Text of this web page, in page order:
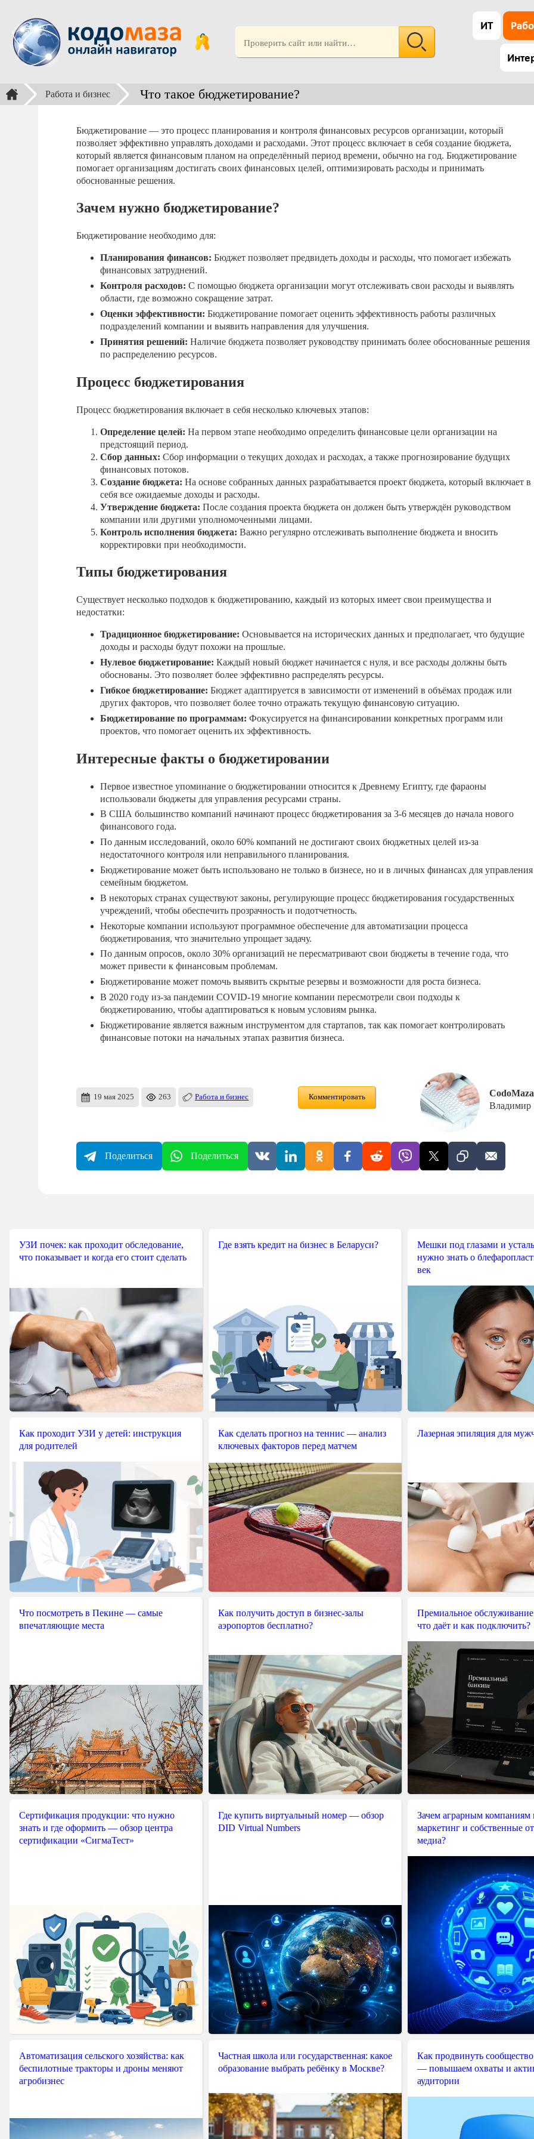
ИТ
Работа и бизнес Что такое бюджетирование?
Бюджетирование — это процесс планирования и контроля финансовых ресурсов организации, который
позволяет эффективно управлять доходами и расходами. Этот процесс включает в себя создание бюджета,
который является финансовым планом на определённый период времени, обычно на год. Бюджетирование
помогает организациям достигать своих финансовых целей, оптимизировать расходы и принимать
обоснованные решения.
Зачем нужно бюджетирование?
Бюджетирование необходимо для:
Планирования финансов: Бюджет позволяет предвидеть доходы и расходы, что помогает избежать
финансовых затруднений.
Контроля расходов: С помощью бюджета организации могут отслеживать свои расходы и выявлять
области, где возможно сокращение затрат.
Оценки эффективности: Бюджетирование помогает оценить эффективность работы различных
подразделений компании и выявить направления для улучшения.
Принятия решений: Наличие бюджета позволяет руководству принимать более обоснованные решения
по распределению ресурсов.
Процесс бюджетирования
Процесс бюджетирования включает в себя несколько ключевых этапов:
Определение целей: На первом этапе необходимо определить финансовые цели организации на
предстоящий период.
Сбор данных: Сбор информации о текущих доходах и расходах, а также прогнозирование будущих
финансовых потоков.
Создание бюджета: На основе собранных данных разрабатывается проект бюджета, который включает в
себя все ожидаемые доходы и расходы.
Утверждение бюджета: После создания проекта бюджета он должен быть утверждён руководством
компании или другими уполномоченными лицами.
Контроль исполнения бюджета: Важно регулярно отслеживать выполнение бюджета и вносить
корректировки при необходимости.
Типы бюджетирования
Существует несколько подходов к бюджетированию, каждый из которых имеет свои преимущества и
недостатки:
Традиционное бюджетирование: Основывается на исторических данных и предполагает, что будущие
доходы и расходы будут похожи на прошлые.
Нулевое бюджетирование: Каждый новый бюджет начинается с нуля, и все расходы должны быть
обоснованы. Это позволяет более эффективно распределять ресурсы.
Гибкое бюджетирование: Бюджет адаптируется в зависимости от изменений в объёмах продаж или
других факторов, что позволяет более точно отражать текущую финансовую ситуацию.
Бюджетирование по программам: Фокусируется на финансировании конкретных программ или
проектов, что помогает оценить их эффективность.
Интересные факты о бюджетировании
Первое известное упоминание о бюджетировании относится к Древнему Египту, где фараоны
использовали бюджеты для управления ресурсами страны.
В США большинство компаний начинают процесс бюджетирования за 3-6 месяцев до начала нового
финансового года.
По данным исследований, около 60% компаний не достигают своих бюджетных целей из-за
недостаточного контроля или неправильного планирования.
Бюджетирование может быть использовано не только в бизнесе, но и в личных финансах для управления
семейным бюджетом.
В некоторых странах существуют законы, регулирующие процесс бюджетирования государственных
учреждений, чтобы обеспечить прозрачность и подотчетность.
Некоторые компании используют программное обеспечение для автоматизации процесса
бюджетирования, что значительно упрощает задачу.
По данным опросов, около 30% организаций не пересматривают свои бюджеты в течение года, что
может привести к финансовым проблемам.
Бюджетирование может помочь выявить скрытые резервы и возможности для роста бизнеса.
В 2020 году из-за пандемии COVID-19 многие компании пересмотрели свои подходы к
бюджетированию, чтобы адаптироваться к новым условиям рынка.
Бюджетирование является важным инструментом для стартапов, так как помогает контролировать
финансовые потоки на начальных этапах развития бизнеса.
19 мая 2025 263 Работа и бизнес Комментировать
CodoMaza
Владимир
Поделиться Поделиться
УЗИ почек: как проходит обследование,
что показывает и когда его стоит сделать
Где взять кредит на бизнес в Беларуси?
Мешки под глазами и
нужно знать о
век
Как проходит УЗИ у детей: инструкция
для родителей
Как сделать прогноз на теннис — анализ
ключевых факторов перед матчем
Лазерная эпиляция для
Что посмотреть в Пекине — самые
впечатляющие места
Как получить доступ в бизнес-залы
аэропортов бесплатно?
Премиальное
что даёт и как подключить?
Сертификация продукции: что нужно
знать и где оформить — обзор центра
сертификации «СигмаТест»
Где купить виртуальный номер — обзор
DID Virtual Numbers
Зачем аграрным компаниям
маркетинг и собственные
медиа?
Автоматизация сельского хозяйства: как
беспилотные тракторы и дроны меняют
агробизнес
Частная школа или государственная: какое
образование выбрать ребёнку в Москве?
Как продвинуть
— повышаем охваты и
аудитории